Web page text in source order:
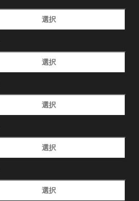
選択
選択
選択
選択
選択